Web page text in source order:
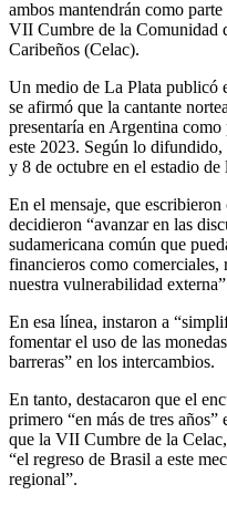
ambos mantendrán como
VII Cumbre de la Comunidad
Caribeños (Celac).
Un medio de La Plata publicó
se afirmó que la cantante
presentaría en Argentina
este 2023. Según lo
y 8 de octubre en el estadio
En el mensaje, que
decidieron “avanzar en las
sudamericana común que
financieros como comerciales,
nuestra vulnerabilidad
En esa línea, instaron a
fomentar el uso de las
barreras” en los intercambios.
En tanto, destacaron que el
primero “en más de tres
que la VII Cumbre de la
“el regreso de Brasil a este
regional”.